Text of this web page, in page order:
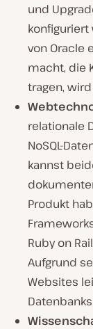
und
konfiguriert
von Oracle
macht, die
tragen, wird
relationale
NoSQL-
kannst
Produkt
Ruby on
Aufgrund
Websites